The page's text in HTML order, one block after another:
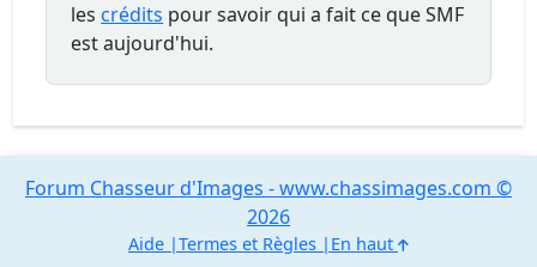
lescrédits pour savoir qui a fait ce que SMF
est aujourd'hui.
Forum Chasseur d'Images - www.chassimages.com ©
2026
Aide Termes et Règles En haut